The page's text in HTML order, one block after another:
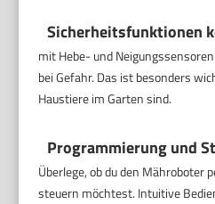
Sicherheitsfunktionen
mit Hebe- und
bei Gefahr. Das ist besonders
Haustiere im Garten sind.
Programmierung und
Überlege, ob du den Mähroboter
steuern möchtest. Intuitive